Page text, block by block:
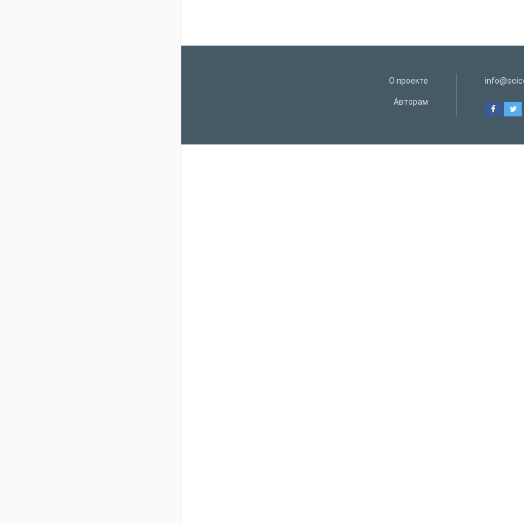
О проекте
Авторам